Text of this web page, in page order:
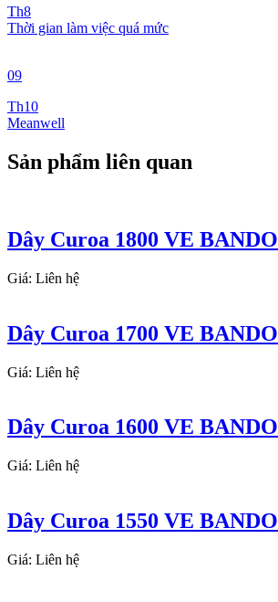
Th8
Thời gian làm việc quá mức
09
Th10
Meanwell
Sản phẩm liên quan
Dây Curoa 1800 VE BANDO
Giá: Liên hệ
Dây Curoa 1700 VE BANDO
Giá: Liên hệ
Dây Curoa 1600 VE BANDO
Giá: Liên hệ
Dây Curoa 1550 VE BANDO
Giá: Liên hệ